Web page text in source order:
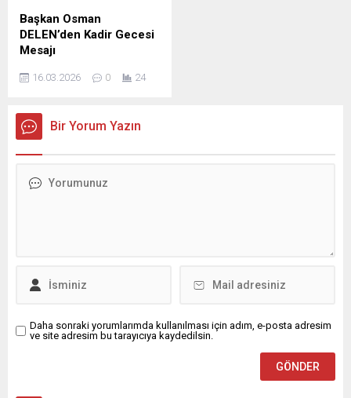
güçlendiğini belirterek,
bayramların ise bu güzel
değerlerin toplumun her
kesimine yayıldığı müstesna
zamanlar olduğunu ifade
Başkan Osman
DELEN’den Kadir Gecesi
Mesajı
Kurulu Başkanı ve
Osman Delen, mübarek
Kadir Gecesi dolayısıyla bir
Gecesi’nin İslam âlemi için
Delen mesajında şu
16.03.2026 0 24
Bir Yorum Yazın
Daha sonraki yorumlarımda kullanılması için adım, e-posta adresim
ve site adresim bu tarayıcıya kaydedilsin.